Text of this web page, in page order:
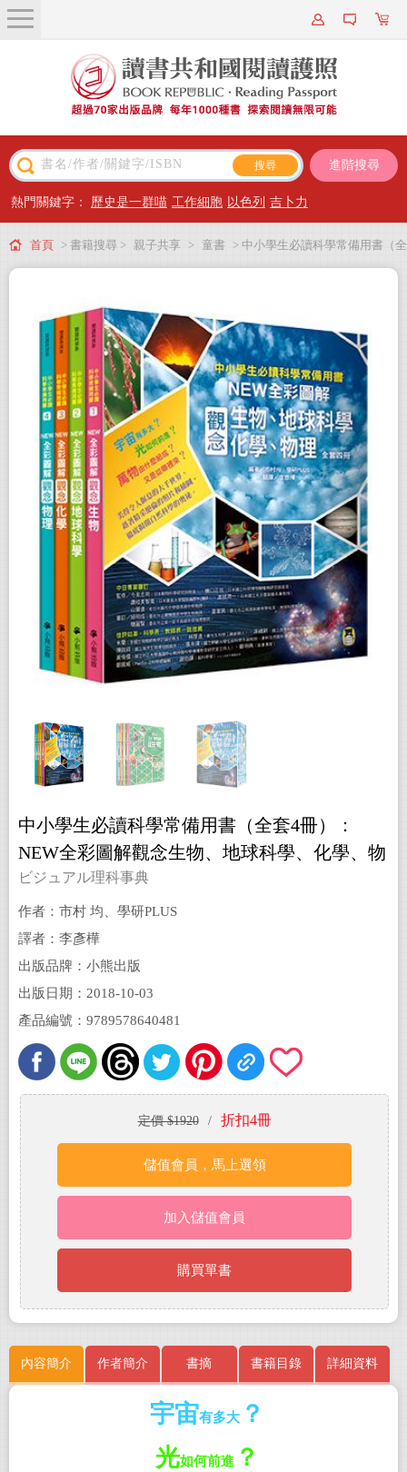
關於我們
近期新書
主題閱讀
出版專區
會員專屬
會員儲值方案
進階搜尋
熱門關鍵字： 歷史是一群喵 工作細胞 以色列 吉卜力
首頁 > 書籍搜尋 > 親子共享 > 童書 > 中小學生必讀科學常備用書（全
中小學生必讀科學常備用書（全套4冊）：
NEW全彩圖解觀念生物、地球科學、化學、物
理
ビジュアル理科事典
作者：市村 均、學研PLUS
譯者：李彥樺
出版品牌：小熊出版
出版日期：2018-10-03
產品編號：9789578640481
定價 $1920 / 折扣4冊
儲值會員，馬上選領
加入儲值會員
購買單書
內容簡介 作者簡介 書摘 書籍目錄 詳細資料
宇宙有多大 ？
光如何前進 ？